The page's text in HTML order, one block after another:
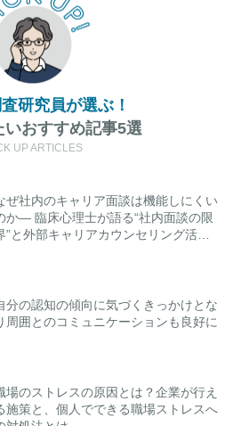
研究員が選ぶ！
いおすすめ記事5選
UP ARTICLES
ぜ社内のキャリア面談は機能しにくい
か― 臨床心理士が語る“社内面談の限
”と外部キャリアカウンセリング活用
分の認知の傾向に気づくきっかけとな
周囲とのコミュニケーションも良好に
場のストレスの原因とは？企業が行え
施策と、個人でできる職場ストレスへ